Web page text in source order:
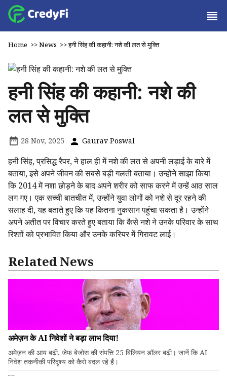
Home >>News >>हनी सिंह की कहानी: नशे की लत से मुक्ति
हनी सिंह की कहानी: नशे की
लत से मुक्ति
28 Nov, 2025 Gaurav Poswal
हनी सिंह, प्रसिद्ध रैपर, ने हाल ही में नशे की लत से अपनी लड़ाई के बारे में
बताया, इसे अपने जीवन की सबसे बड़ी गलती बताया। उन्होंने साझा किया
कि 2014 में नशा छोड़ने के बाद अपने शरीर को साफ करने में उन्हें आठ साल
लग गए। एक सच्ची बातचीत में, उन्होंने युवा लोगों को नशे से दूर रहने की
सलाह दी, यह बताते हुए कि यह कितना नुकसान पहुंचा सकता है। उन्होंने
अपने अतीत पर विचार करते हुए बताया कि कैसे नशे ने उनके परिवार के साथ
रिश्तों को प्रभावित किया और उनके करियर में गिरावट लाई।
Related News
अमेज़न के AI निवेशों ने बड़ा लाभ दिया!
अमेज़न की आय बढ़ी, जेफ बेजोस की संपत्ति 25 बिलियन डॉलर बढ़ी। जानें कि AI
निवेश तकनीकी परिदृश्य को कैसे बदल रहे हैं।